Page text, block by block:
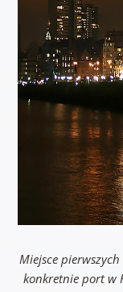
Miejsce
konkretnie port w